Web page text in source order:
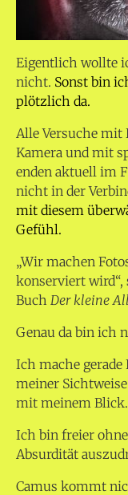
Eigentlich wollte
nicht. Sonst bin
plötzlich da.
Alle Versuche mit
Kamera und mit
enden aktuell im
nicht in der
mit diesem
Gefühl.
„Wir machen
konserviert
Buch Der kleine
Genau da bin ich
Ich mache
meiner
mit meinem Blick.
Ich bin freier
Absurdität
Camus kommt